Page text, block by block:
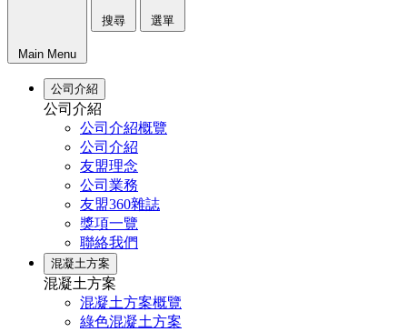
Main Menu
搜尋 選單
公司介紹
公司介紹
公司介紹概覽
公司介紹
友盟理念
公司業務
友盟360雜誌
獎項一覽
聯絡我們
混凝土方案
混凝土方案
混凝土方案概覽
綠色混凝土方案